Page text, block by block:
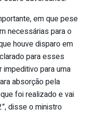
em que pese
necessárias para o
houve disparo em
para esses
para uma
absorção pela
foi realizado e vai
disse o ministro